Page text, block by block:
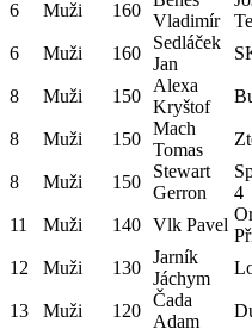
6 Muži 160
Vladimír
6 Muži 160
Sedláček
Jan
8 Muži 150
Alexa
Kryštof
8 Muži 150
Mach
Tomas
8 Muži 150
Stewart
Gerron
4
11
Muži 140 Vlk Pavel
12 Muži 130
Jarník
Jáchym
13 Muži 120
Čada
Adam